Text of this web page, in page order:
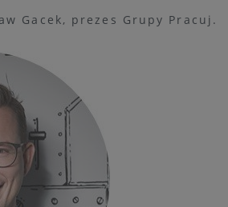
Gacek, prezes Grupy Pracuj.